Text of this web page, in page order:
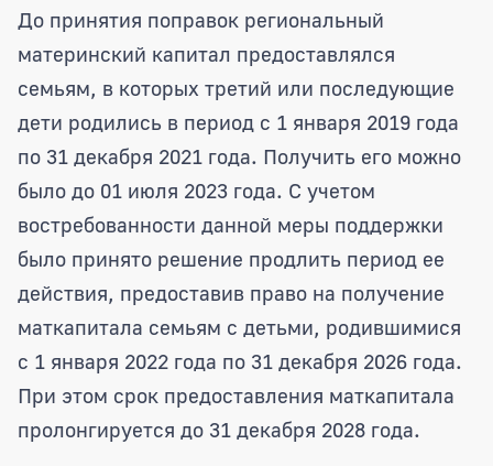
До принятия поправок региональный
материнский капитал предоставлялся
семьям, в которых третий или последующие
дети родились в период с 1 января 2019 года
по 31 декабря 2021 года. Получить его можно
было до 01 июля 2023 года. С учетом
востребованности данной меры поддержки
было принято решение продлить период ее
действия, предоставив право на получение
маткапитала семьям с детьми, родившимися
с 1 января 2022 года по 31 декабря 2026 года.
При этом срок предоставления маткапитала
пролонгируется до 31 декабря 2028 года.